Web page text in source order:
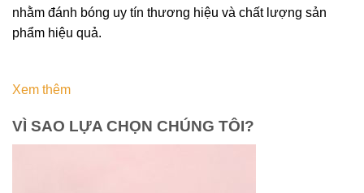
nhằm đánh bóng uy tín thương hiệu và chất lượng sản
phẩm hiệu quả.
Xem thêm
VÌ SAO LỰA CHỌN CHÚNG TÔI?